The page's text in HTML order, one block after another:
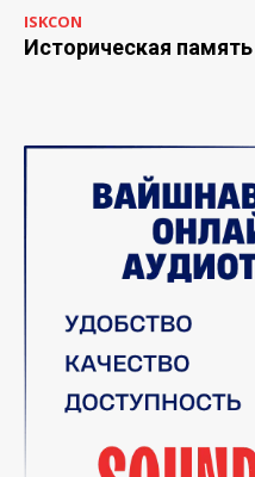
ISKCON
Историческая память